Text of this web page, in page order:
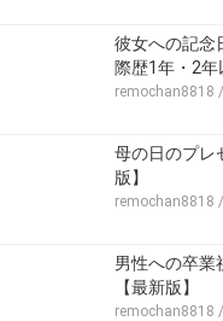
彼女への記念
際歴1年・2年
remochan8818
母の日のプレ
版】
remochan8818
男性への卒業
【最新版】
remochan8818